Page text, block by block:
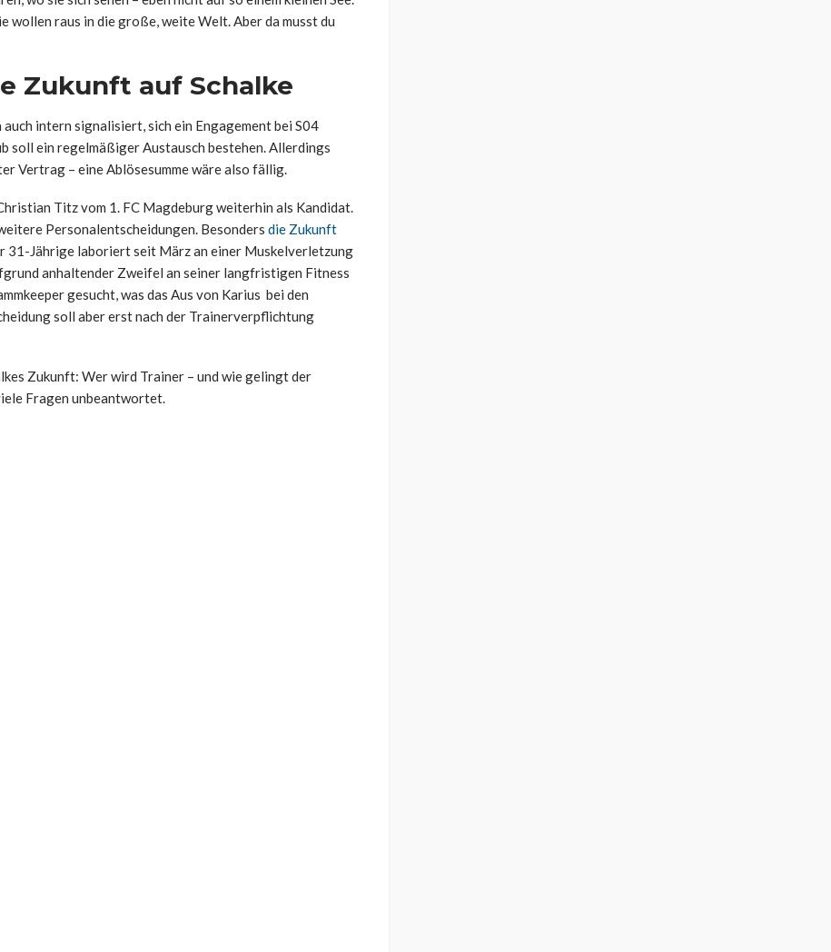
wollen raus in die große, weite Welt. Aber da musst du
Zukunft auf Schalke
intern signalisiert, sich ein Engagement bei S04
soll ein regelmäßiger Austausch bestehen. Allerdings
Vertrag – eine Ablösesumme wäre also fällig.
Titz vom 1. FC Magdeburg weiterhin als Kandidat.
Personalentscheidungen. Besonders die Zukunft
31-Jährige laboriert seit März an einer Muskelverletzung
anhaltender Zweifel an seiner langfristigen Fitness
gesucht, was das Aus von Karius bei den
soll aber erst nach der Trainerverpflichtung
Zukunft: Wer wird Trainer – und wie gelingt der
Fragen unbeantwortet.